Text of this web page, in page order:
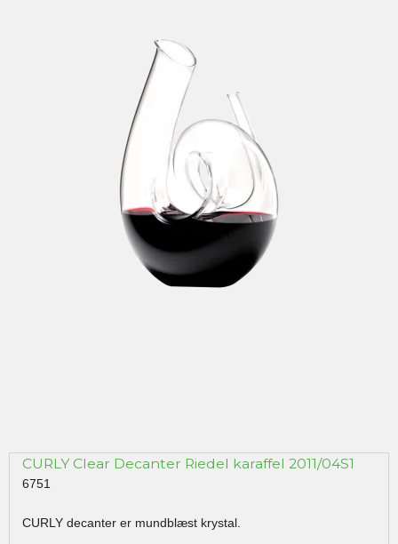
CURLY Clear Decanter Riedel karaffel 2011/04S1
6751
CURLY decanter er mundblæst krystal.